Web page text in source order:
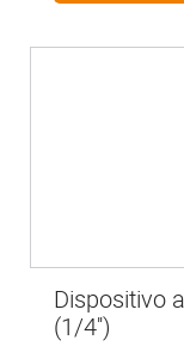
Dispositivo
(1/4'')